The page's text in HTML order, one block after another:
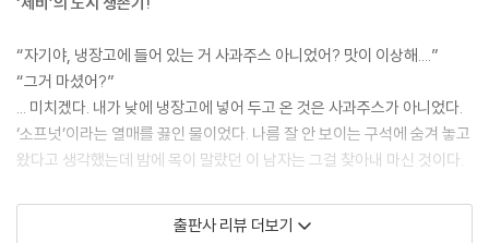
“자기야, 냉장고에 들어 있는 거 사과주스 아니었어? 맛이 이상해....”
“그거 마셨어?”
... 미치겠다. 내가 낮에 냉장고에 넣어 두고 온 것은 사과주스가 아니었다.
‘소프넛’이라는 열매를 끓인 물이었다. 나름 잘 안 보이는 구석에 숨겨 놓고
왔다고 생각했는데 밤에 목이 말랐던 이 남자는 그걸 찾아내 마신 것이다.
가족이 세제를 마셔버렸다. 제로웨이스터로 궁상맞게 사는 나 때문에….
출판사 리뷰 더보기